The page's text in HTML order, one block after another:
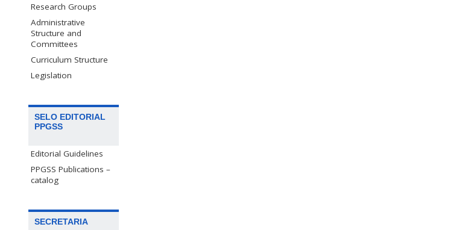
Research Groups
Administrative
Structure and
Committees
Curriculum Structure
Legislation
SELO EDITORIAL
PPGSS
Editorial Guidelines
PPGSS Publications –
catalog
SECRETARIA